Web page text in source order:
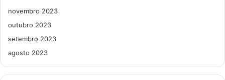
novembro 2023
outubro 2023
setembro 2023
agosto 2023